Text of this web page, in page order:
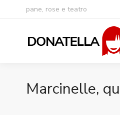
pane, rose e teatro
Marcinelle,